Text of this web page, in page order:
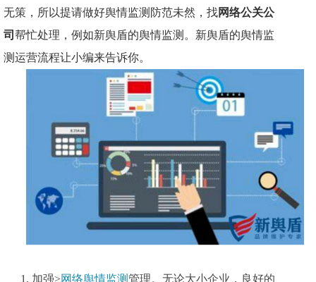
无策，所以提请做好舆情监测防范未然，找网络公关公
司 帮忙处理，例如新舆盾的舆情监测。新舆盾的舆情监
测运营流程让小编来告诉你。
1. 加强>网络舆情监测管理。无论大小企业，良好的